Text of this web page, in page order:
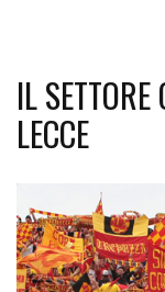
IL
LECCE